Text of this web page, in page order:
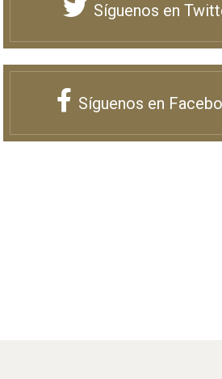
Síguenos en
Síguenos en